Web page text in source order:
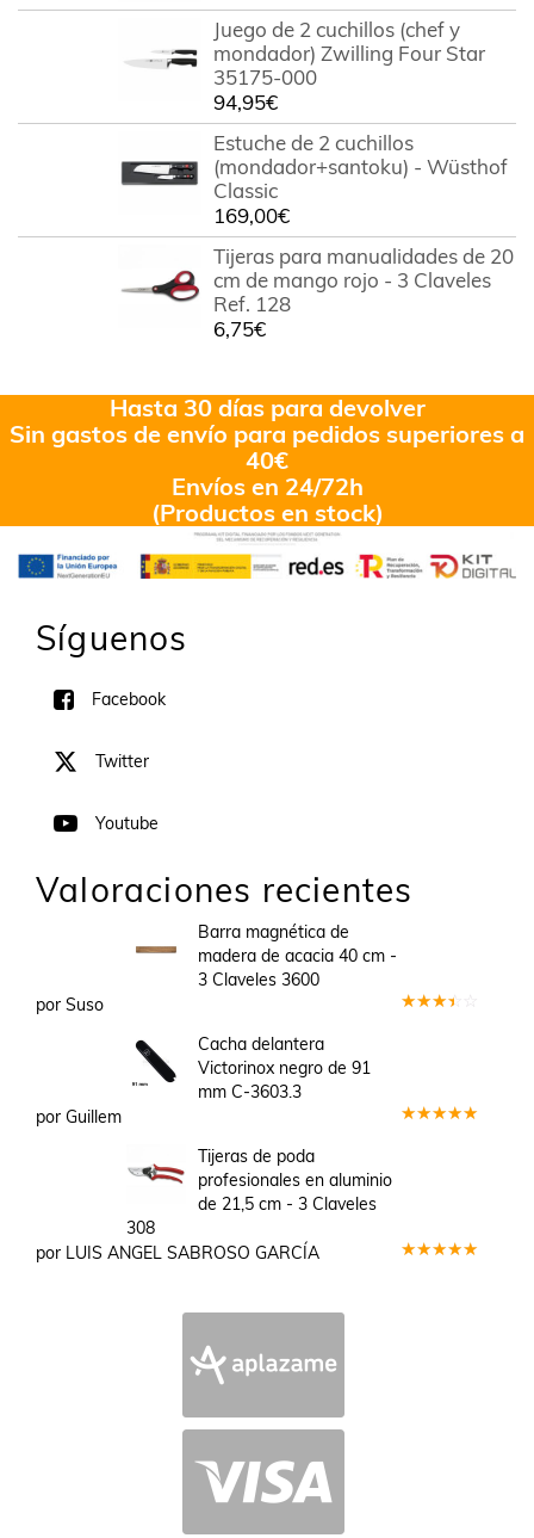
en5.00de
5
Juego de 2 cuchillos (chef y
mondador) Zwilling Four Star
35175-000
94,95€
Estuche de 2 cuchillos
(mondador+santoku) - Wüsthof
Classic
169,00€
Tijeras para manualidades de 20
cm de mango rojo - 3 Claveles
Ref. 128
6,75€
Hasta 30 días para devolver
Sin gastos de envío para pedidos superiores a
40€
Envíos en 24/72h
(Productos en stock)
Síguenos
Facebook
Twitter
Youtube
Valoraciones recientes
Barra magnética de
madera de acacia 40 cm -
3 Claveles 3600
por Suso
Cacha delantera
Victorinox negro de 91
mm C-3603.3
por Guillem
Tijeras de poda
profesionales en aluminio
de 21,5 cm - 3 Claveles
308
por LUIS ANGEL SABROSO GARCÍA